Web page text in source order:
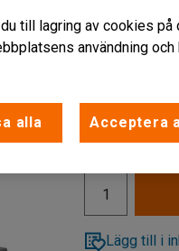
Vädertålig
11 475 kr
Lägg till i
till lagring av cookies på
användning och
alla Acceptera